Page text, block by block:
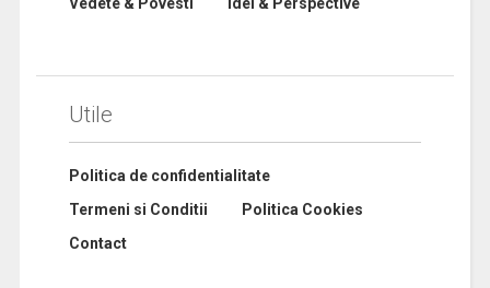
Utile
Politica de confidentialitate
Termeni si Conditii
Politica Cookies
Contact